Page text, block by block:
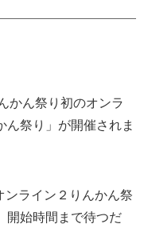
かん祭り初のオンラ
ん祭り」が開催されま
ライン２りんかん祭
開始時間まで待つだ